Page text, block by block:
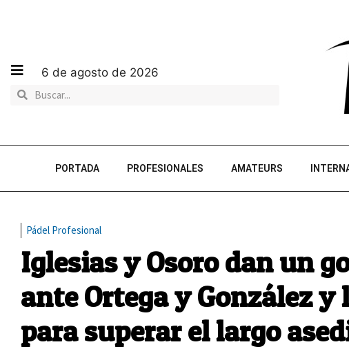
6 de agosto de 2026
PORTADA PROFESIONALES AMATEURS
Pádel Profesional
Iglesias y Osoro dan un
ante Ortega y González y
para superar el largo